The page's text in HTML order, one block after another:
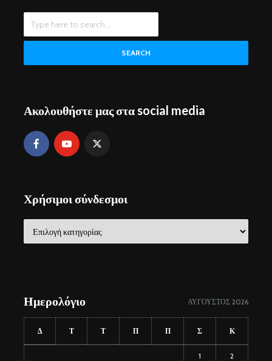
SEARCH
Ακολουθήστε μας στα social media
Χρήσιμοι σύνδεσμοι
σύνδεσμοι
Ημερολόγιο ΑΎΓΟΥΣΤΟΣ 2026
Δ Τ Τ Π Π Σ Κ
1 2